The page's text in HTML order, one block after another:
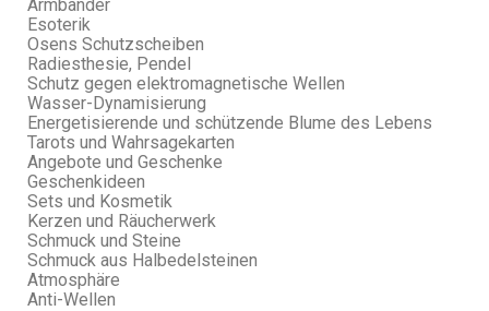
Armbänder
Esoterik
Osens Schutzscheiben
Radiesthesie, Pendel
Schutz gegen elektromagnetische Wellen
Wasser-Dynamisierung
Energetisierende und schützende Blume des Lebens
Tarots und Wahrsagekarten
Angebote und Geschenke
Geschenkideen
Sets und Kosmetik
Kerzen und Räucherwerk
Schmuck und Steine
Schmuck aus Halbedelsteinen
Atmosphäre
Anti-Wellen